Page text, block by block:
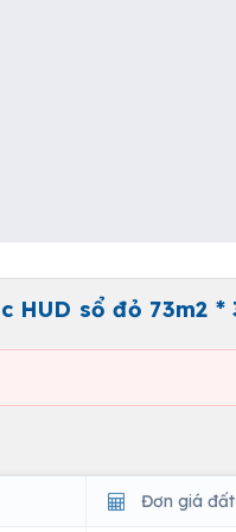
HUD sổ đỏ 73m2
Đơn giá đất